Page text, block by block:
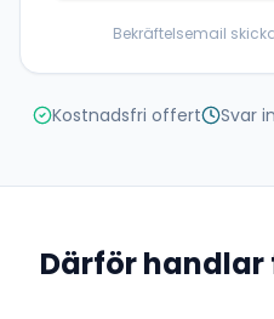
Bekräftelsemail
Kostnadsfri offert Svar
Därför handlar